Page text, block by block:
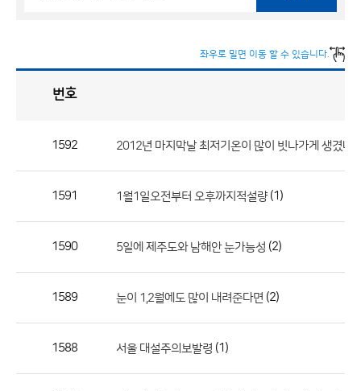
좌우로 밀면 이동 할 수 있습니다.
론
호,
번호
1592 2012년 마지막날 최저기온이 많이 빗나가게 생겼네
1591 1월1일오전부터 오후까지적설량(1)
1590 5일에 제주도와 남해안 눈가능성 (2)
1589 눈이 1,2월에도 많이 내려준다면 (2)
1588 서울 대설주의보발령 (1)